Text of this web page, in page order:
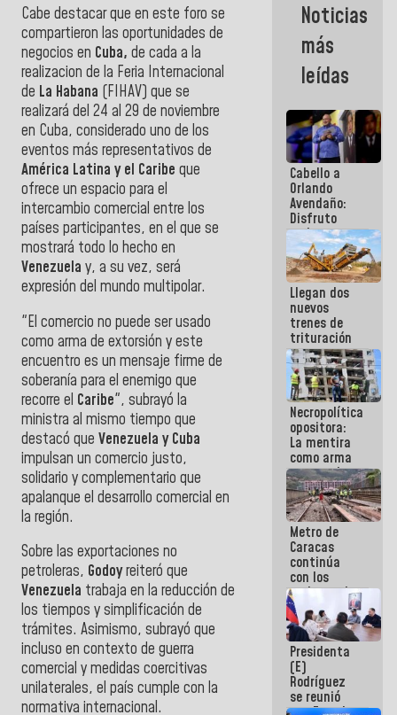
Cabe destacar que en este foro se
compartieron las oportunidades de
negocios en Cuba, de cada a la
realizacion de la Feria Internacional
de La Habana (FIHAV) que se
realizará del 24 al 29 de noviembre
en Cuba, considerado uno de los
eventos más representativos de
América Latina y el Caribe que
ofrece un espacio para el
intercambio comercial entre los
países participantes, en el que se
mostrará todo lo hecho en
Venezuela y, a su vez, será
expresión del mundo multipolar.
"El comercio no puede ser usado
como arma de extorsión y este
encuentro es un mensaje firme de
soberanía para el enemigo que
recorre el Caribe", subrayó la
ministra al mismo tiempo que
destacó que Venezuela y Cuba
impulsan un comercio justo,
solidario y complementario que
apalanque el desarrollo comercial en
la región.
Sobre las exportaciones no
petroleras, Godoyreiteró que
Venezuela trabaja en la reducción de
los tiempos y simplificación de
trámites. Asimismo, subrayó que
incluso en contexto de guerra
comercial y medidas coercitivas
unilaterales, el país cumple con la
normativa internacional.
emprendedores
afectados
por
terremotos
Noticias
más
leídas
Cabello a
Orlando
Avendaño:
Disfruto
cada vez
que escribes
porque lo
que haces
es
embarrarla
Llegan dos
nuevos
trenes de
trituración
para
optimizar
manejo de
escombros
en La Guaira
Necropolítica
opositora:
La mentira
como arma
contra el
Pueblo
Metro de
Caracas
continúa
con los
trabajos de
mantenimiento
e inspección
en la Línea 2
Presidenta
(E)
Rodríguez
se reunió